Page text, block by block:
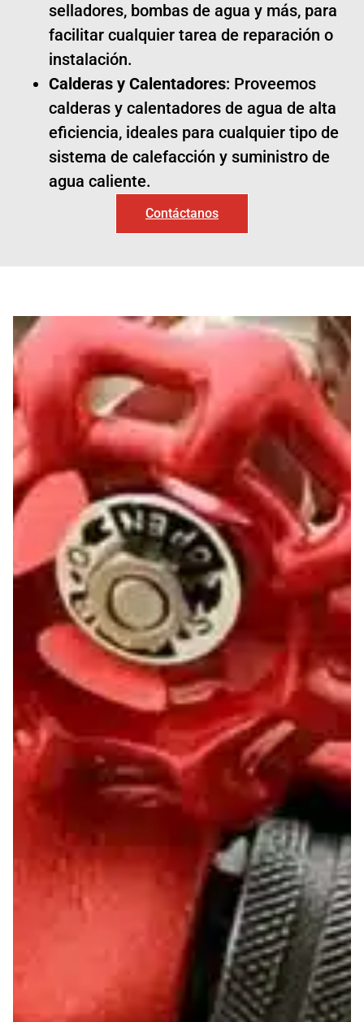
selladores, bombas de agua y más, para
facilitar cualquier tarea de reparación o
instalación.
Calderas y Calentadores: Proveemos
calderas y calentadores de agua de alta
eficiencia, ideales para cualquier tipo de
sistema de calefacción y suministro de
agua caliente.
Contáctanos